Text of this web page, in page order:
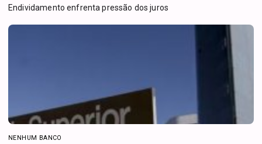
Endividamento enfrenta pressão dos juros
NENHUM BANCO